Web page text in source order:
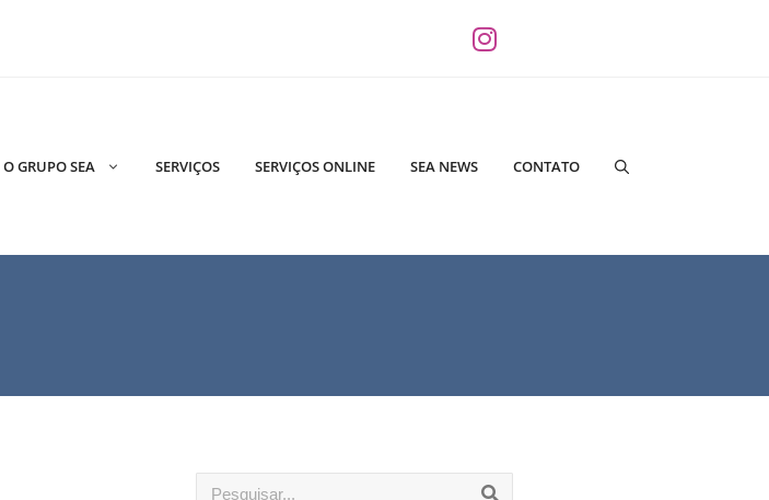
O GRUPO SEA SERVIÇOS SERVIÇOS ONLINE SEA NEWS CONTATO